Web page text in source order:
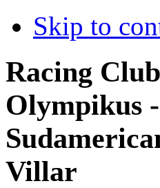
Skip to
Racing
Olympikus
Villar